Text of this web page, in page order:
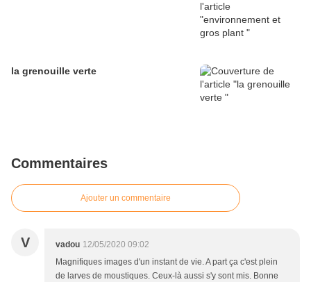
la grenouille verte
Commentaires
Ajouter un commentaire
V vadou 12/05/2020 09:02
Magnifiques images d'un instant de vie. A part ça c'est plein
de larves de moustiques. Ceux-là aussi s'y sont mis. Bonne